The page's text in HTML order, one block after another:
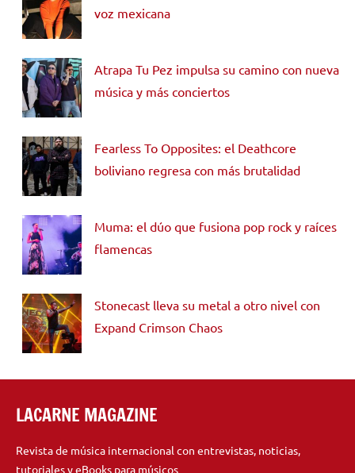
voz mexicana
Atrapa Tu Pez impulsa su camino con nueva
música y más conciertos
Fearless To Opposites: el Deathcore
boliviano regresa con más brutalidad
Muma: el dúo que fusiona pop rock y raíces
flamencas
Stonecast lleva su metal a otro nivel con
Expand Crimson Chaos
LACARNE MAGAZINE
Revista de música internacional con entrevistas, noticias,
tutoriales y eBooks para músicos